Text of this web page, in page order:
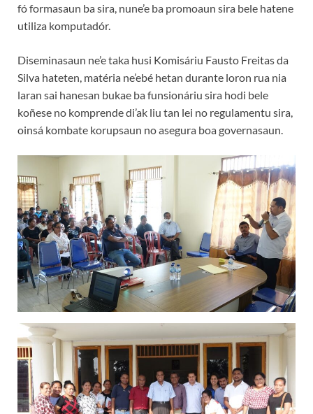
fó formasaun ba sira, nune’e ba promoaun sira bele hatene
utiliza komputadór.
Diseminasaun ne’e taka husi Komisáriu Fausto Freitas da
Silva hateten, matéria ne’ebé hetan durante loron rua nia
laran sai hanesan bukae ba funsionáriu sira hodi bele
koñese no komprende di’ak liu tan lei no regulamentu sira,
oinsá kombate korupsaun no asegura boa governasaun.